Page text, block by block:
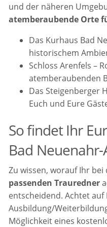
und der näheren
atemberaubende Orte
Das Kurhaus Bad
historischem
Schloss Arenfels –
atemberaubenden
Das Steigenberger
Euch und Eure
So findet Ihr
Bad
Zu wissen, worauf Ihr
passenden Trauredner
entscheidend. Achtet auf
Ausbildung/
Möglichkeit eines